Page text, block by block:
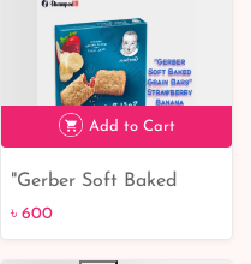
Add to Cart
"Gerber Soft Baked
Grain Bars" Strawberry
৳ 600